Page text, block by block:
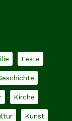
Feste
Kirche
Kunst